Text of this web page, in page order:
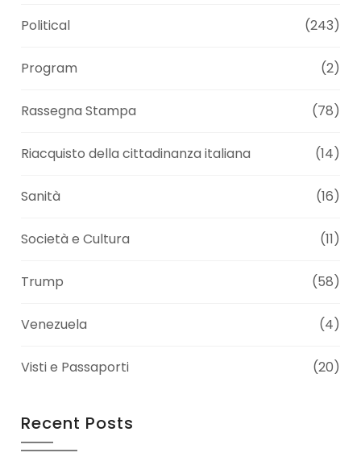
Political (243)
Program (2)
Rassegna Stampa (78)
Riacquisto della cittadinanza italiana (14)
Sanità (16)
Società e Cultura (11)
Trump (58)
Venezuela (4)
Visti e Passaporti (20)
Recent Posts